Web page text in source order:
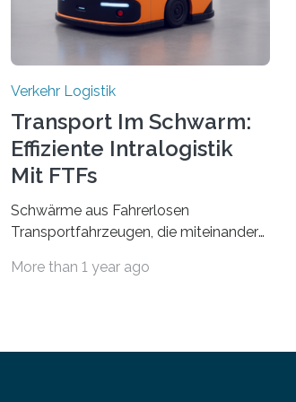
Verkehr Logistik
Transport Im Schwarm:
Effiziente Intralogistik
Mit FTFs
Schwärme aus Fahrerlosen
Transportfahrzeugen, die miteinander
in Zukunft den Materialtransport in
More than 1 year ago